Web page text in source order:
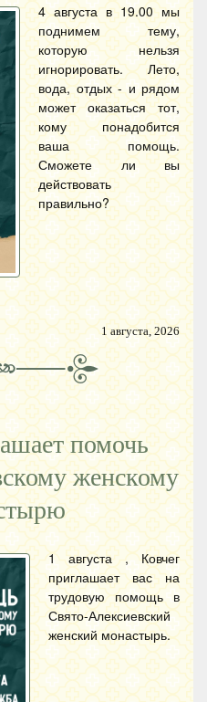
4 августа в 19.00 мы
поднимем тему,
которую нельзя
игнорировать. Лето,
вода, отдых - и рядом
может оказаться тот,
кому понадобится
ваша помощь.
Сможете ли вы
действовать
правильно?
1 августа, 2026
помочь
женскому
1 августа , Ковчег
приглашает вас на
трудовую помощь в
Свято-Алексиевский
женский монастырь.